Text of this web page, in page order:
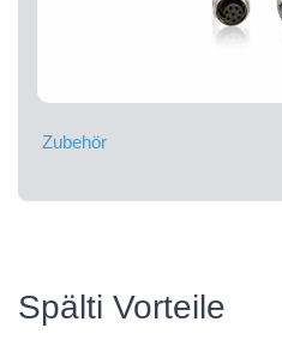
Zubehör
Spälti Vorteile